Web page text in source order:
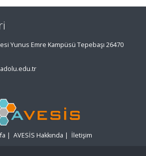
Yunus Emre Kampüsü Tepebaşı 26470
| AVESİS Hakkında | İletişim